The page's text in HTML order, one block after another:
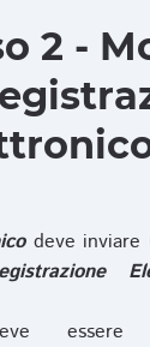
2 -
deve inviare
essere